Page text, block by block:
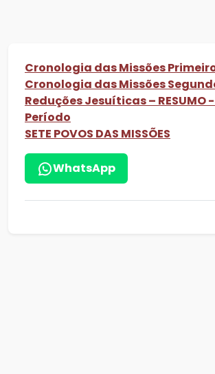
Cronologia das Missões
Cronologia das Missões
Reduções Jesuíticas – RESUMO -
Período
SETE POVOS DAS MISSÕES
WhatsApp